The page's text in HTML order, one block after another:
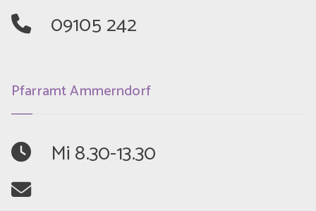
	09105 242
Pfarramt Ammerndorf
	Mi 8.30-13.30